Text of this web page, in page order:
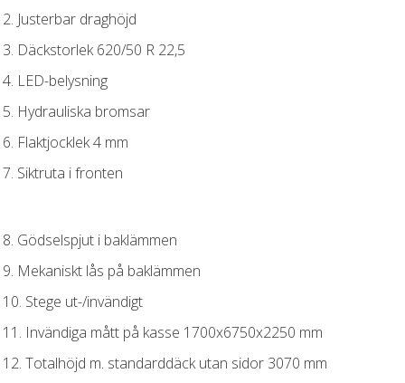
2. Justerbar draghöjd
3. Däckstorlek 620/50 R 22,5
4. LED-belysning
5. Hydrauliska bromsar
6. Flaktjocklek 4 mm
7. Siktruta i fronten
8. Gödselspjut i baklämmen
9. Mekaniskt lås på baklämmen
10. Stege ut-/invändigt
11. Invändiga mått på kasse 1700x6750x2250 mm
12. Totalhöjd m. standarddäck utan sidor 3070 mm